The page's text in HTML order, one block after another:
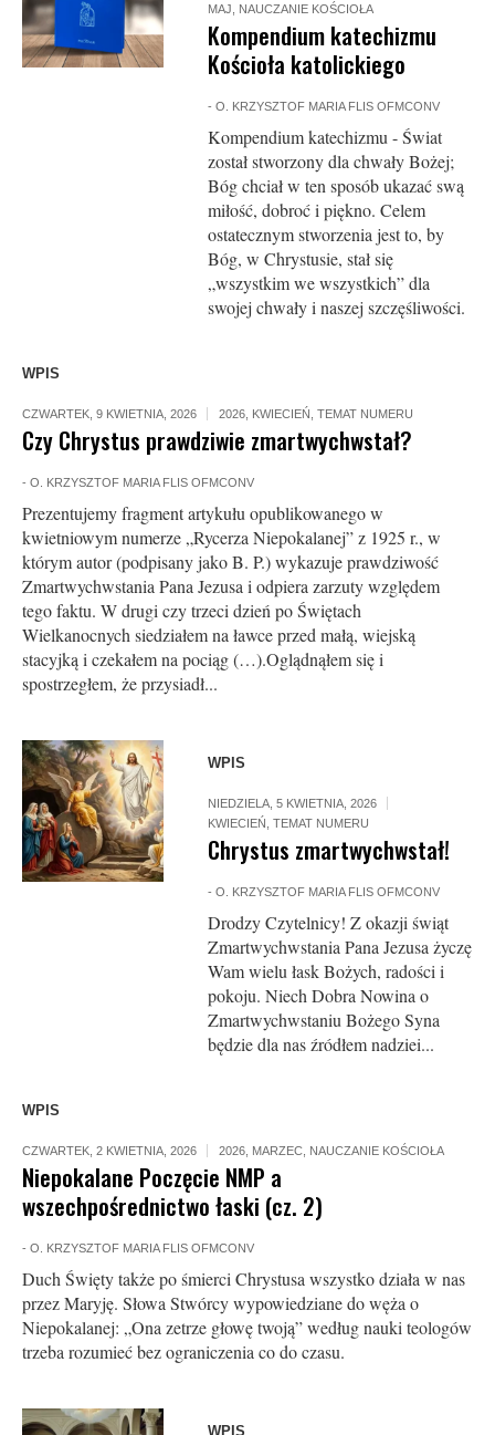
MAJ
NAUCZANIE KOŚCIOŁA
Kompendium katechizmu
Kościoła katolickiego
-O. KRZYSZTOF MARIA FLIS OFMCONV
Kompendium katechizmu - Świat
został stworzony dla chwały Bożej;
Bóg chciał w ten sposób ukazać swą
miłość, dobroć i piękno. Celem
ostatecznym stworzenia jest to, by
Bóg, w Chrystusie, stał się
„wszystkim we wszystkich” dla
swojej chwały i naszej szczęśliwości.
WPIS
CZWARTEK, 9 KWIETNIA, 2026 2026 KWIECIEŃ TEMAT NUMERU
Czy Chrystus prawdziwie zmartwychwstał?
- O. KRZYSZTOF MARIA FLIS OFMCONV
Prezentujemy fragment artykułu opublikowanego w
kwietniowym numerze „Rycerza Niepokalanej” z 1925 r., w
którym autor (podpisany jako B. P.) wykazuje prawdziwość
Zmartwychwstania Pana Jezusa i odpiera zarzuty względem
tego faktu. W drugi czy trzeci dzień po Świętach
Wielkanocnych siedziałem na ławce przed małą, wiejską
stacyjką i czekałem na pociąg (…).Oglądnąłem się i
spostrzegłem, że przysiadł...
WPIS
NIEDZIELA, 5 KWIETNIA, 2026
KWIECIEŃ ,TEMAT NUMERU
Chrystus zmartwychwstał!
-O. KRZYSZTOF MARIA FLIS OFMCONV
Drodzy Czytelnicy! Z okazji świąt
Zmartwychwstania Pana Jezusa życzę
Wam wielu łask Bożych, radości i
pokoju. Niech Dobra Nowina o
Zmartwychwstaniu Bożego Syna
będzie dla nas źródłem nadziei...
WPIS
CZWARTEK, 2 KWIETNIA, 2026 2026 MARZEC NAUCZANIE KOŚCIOŁA
Niepokalane Poczęcie NMP a
wszechpośrednictwo łaski (cz. 2)
- O. KRZYSZTOF MARIA FLIS OFMCONV
Duch Święty także po śmierci Chrystusa wszystko działa w nas
przez Maryję. Słowa Stwórcy wypowiedziane do węża o
Niepokalanej: „Ona zetrze głowę twoją” według nauki teologów
trzeba rozumieć bez ograniczenia co do czasu.
WPIS